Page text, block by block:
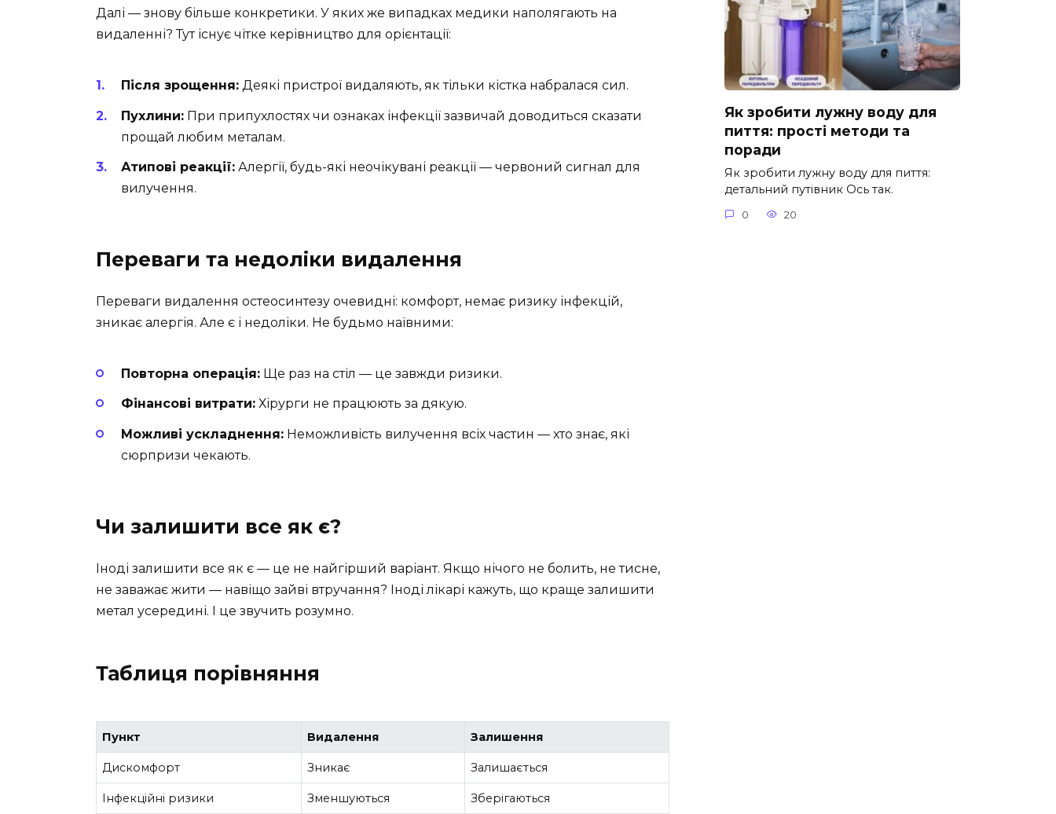
Далі — знову більше конкретики. У яких же випадках медики наполягають на
видаленні? Тут існує чітке керівництво для орієнтації:
Після зрощення: Деякі пристрої видаляють, як тільки кістка набралася сил.
Пухлини: При припухлостях чи ознаках інфекції зазвичай доводиться сказати
прощай любим металам.
Атипові реакції: Алергії, будь-які неочікувані реакції — червоний сигнал для
вилучення.
Переваги та недоліки видалення
Переваги видалення остеосинтезу очевидні: комфорт, немає ризику інфекцій,
зникає алергія. Але є і недоліки. Не будьмо наївними:
Повторна операція: Ще раз на стіл — це завжди ризики.
Фінансові витрати: Хірурги не працюють за дякую.
Можливі ускладнення: Неможливість вилучення всіх частин — хто знає, які
сюрпризи чекають.
Чи залишити все як є?
Іноді залишити все як є — це не найгірший варіант. Якщо нічого не болить, не тисне,
не заважає жити — навіщо зайві втручання? Іноді лікарі кажуть, що краще залишити
метал усередині. І це звучить розумно.
Таблиця порівняння
Пункт Видалення Залишення
Дискомфорт Зникає Залишається
Інфекційні ризики Зменшуються Зберігаються
Як зробити лужну воду для
пиття: прості методи та
поради
Як зробити лужну воду для пиття:
детальний путівник Ось так.
0 20